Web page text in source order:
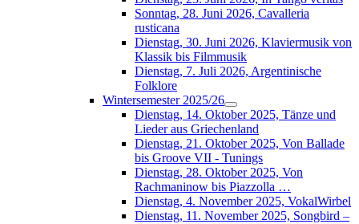
Sonntag, 28. Juni 2026, Cavalleria
rusticana
Dienstag, 30. Juni 2026, Klaviermusik von
Klassik bis Filmmusik
Dienstag, 7. Juli 2026, Argentinische
Folklore
Wintersemester 2025/26
Dienstag, 14. Oktober 2025, Tänze und
Lieder aus Griechenland
Dienstag, 21. Oktober 2025, Von Ballade
bis Groove VII - Tunings
Dienstag, 28. Oktober 2025, Von
Rachmaninow bis Piazzolla …
Dienstag, 4. November 2025, VokalWirbel
Dienstag, 11. November 2025, Songbird –